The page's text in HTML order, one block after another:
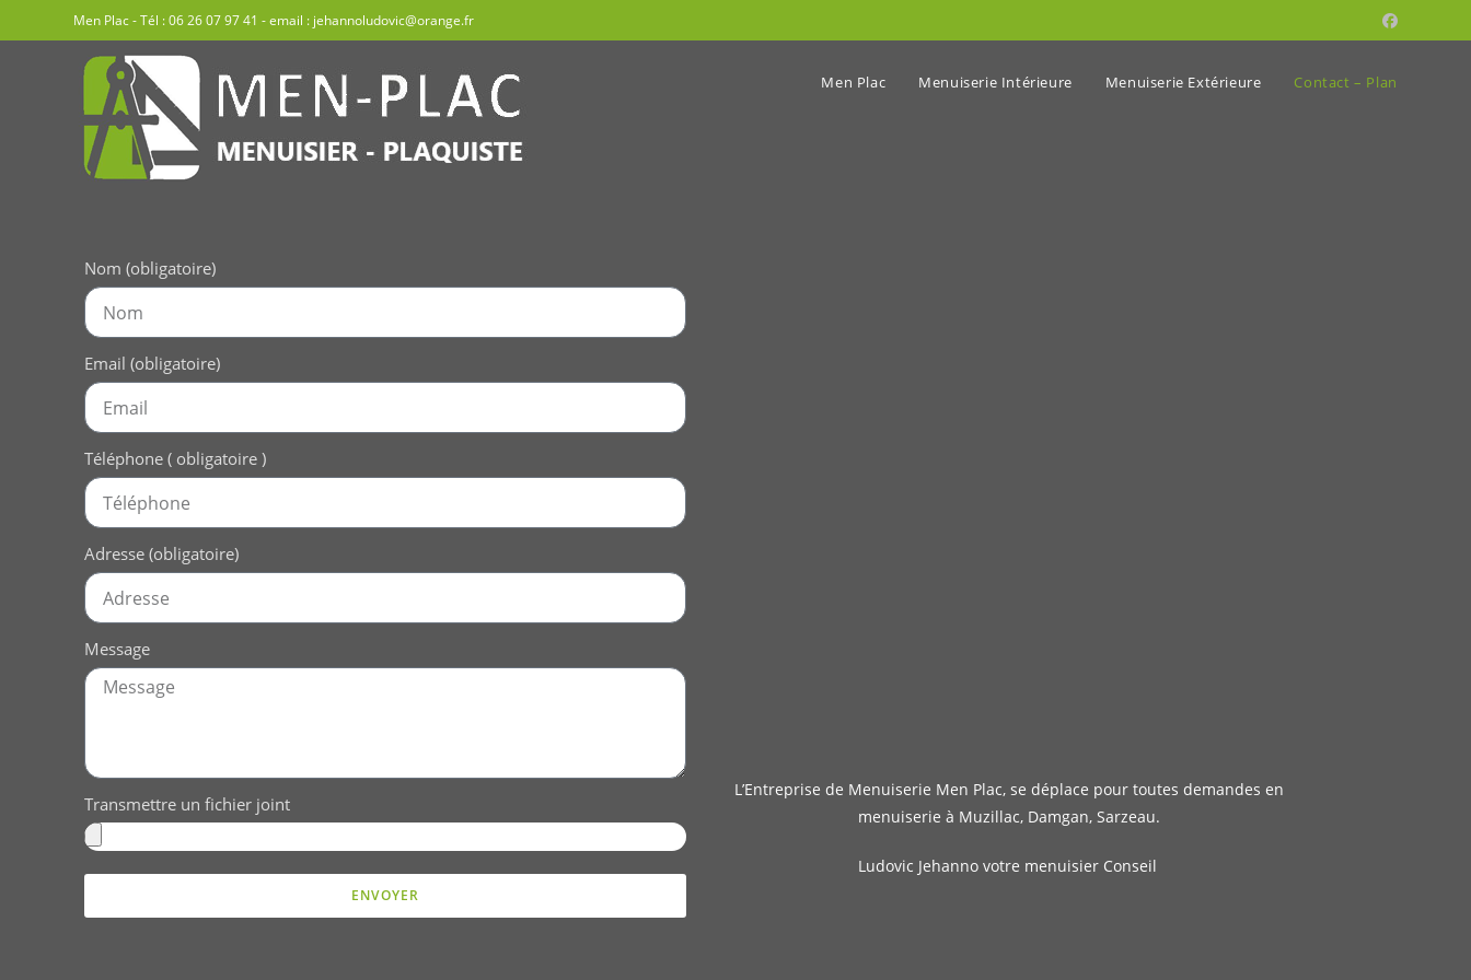
Men Plac - Tél :06 26 07 97 41 - email : jehannoludovic@orange.fr
Men Plac Menuiserie Intérieure Menuiserie Extérieure Contact – Plan
Nom (obligatoire)
Email (obligatoire)
Téléphone ( obligatoire )
Adresse (obligatoire)
Message
Transmettre un fichier joint
ENVOYER
L’Entreprise de Menuiserie Men Plac, se déplace pour toutes demandes en
menuiserie à Muzillac, Damgan, Sarzeau.
Ludovic Jehanno votre menuisier Conseil